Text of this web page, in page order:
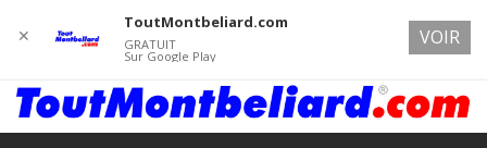
✕
ToutMontbeliard.com
GRATUIT
Sur Google Play
VOIR